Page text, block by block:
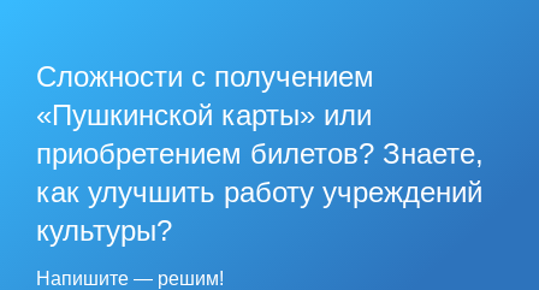
Сложности с получением
«Пушкинской карты» или
приобретением билетов? Знаете,
как улучшить работу учреждений
культуры?
Напишите — решим!